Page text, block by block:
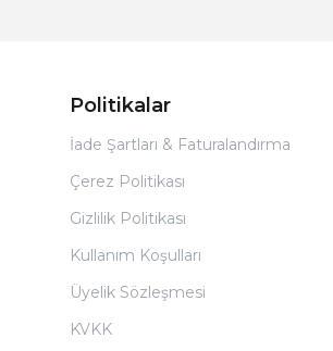
Politikalar
İade Şartları & Faturalandırma
Çerez Politikası
Gizlilik Politikası
Kullanım Koşulları
Üyelik Sözleşmesi
KVKK